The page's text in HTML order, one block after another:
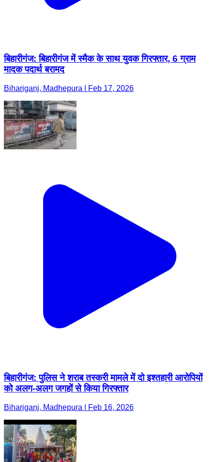
बिहारीगंज: बिहारीगंज में स्मैक के साथ युवक गिरफ्तार, 6 ग्राम
मादक पदार्थ बरामद
Bihariganj, Madhepura | Feb 17, 2026
बिहारीगंज: पुलिस ने शराब तस्करी मामले में दो इश्तहारी आरोपियों
को अलग-अलग जगहों से किया गिरफ्तार
Bihariganj, Madhepura | Feb 16, 2026